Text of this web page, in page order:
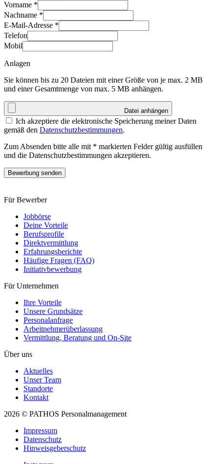
Vorname *
Nachname *
E-Mail-Adresse *
Telefon
Mobil
Anlagen
Sie können bis zu 20 Dateien mit einer Größe von je max. 2 MB
und einer Gesamtmenge von max. 5 MB anhängen.
Datei anhängen
Ich akzeptiere die elektronische Speicherung meiner Daten
gemäß den Datenschutzbestimmungen.
Zum Absenden bitte alle mit * markierten Felder gültig ausfüllen
und die Datenschutzbestimmungen akzeptieren.
Bewerbung senden
Für Bewerber
Jobbörse
Deine Vorteile
Berufsprofile
Direktvermittlung
Erfahrungsberichte
Häufige Fragen (FAQ)
Initiativ­bewerbung
Für Unternehmen
Ihre Vorteile
Unsere Grundsätze
Personal­anfrage
Arbeitnehmer­überlassung
Vermittlung, Beratung und On-Site
Über uns
Aktuelles
Unser Team
Standorte
Kontakt
2026 © PATHOS Personalmanagement
Impressum
Datenschutz
Hinweisgeberschutz